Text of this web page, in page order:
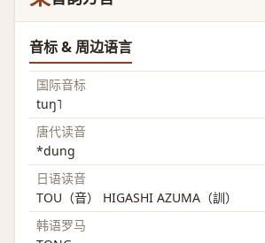
音标 & 周边语言
国际音标
tuŋ˥
唐代读音
*dung
日语读音
TOU（音） HIGASHI AZUMA（訓）
韩语罗马